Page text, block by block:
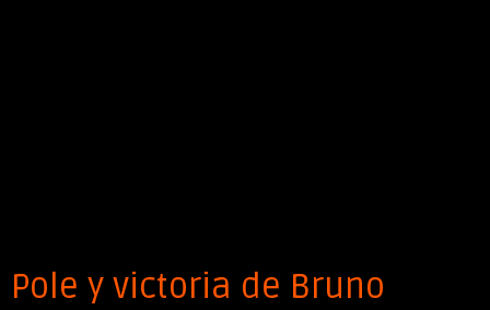
Pole y victoria de Bruno